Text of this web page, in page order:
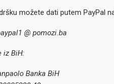
možete dati putem PayPal
@ pomozi.ba
iz BiH:
Banka BiH